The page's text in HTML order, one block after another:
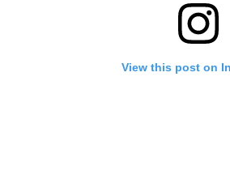
View this post on